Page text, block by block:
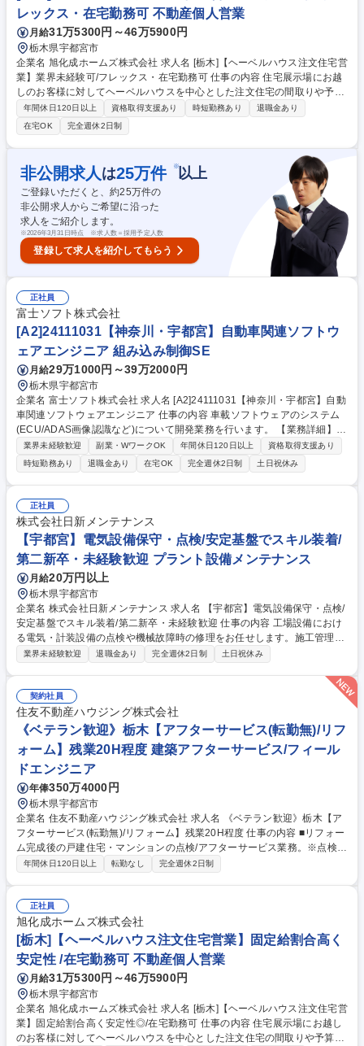
レックス・在宅勤務可 不動産個人営業
月給31万5300円～46万5900円
栃木県宇都宮市
企業名 旭化成ホームズ株式会社 求人名 [栃木]【ヘーベルハウス注文住宅営
業】業界未経験可/フレックス・在宅勤務可 仕事の内容 住宅展示場にお越
しのお客様に対してヘーベルハウスを中心とした注文住宅の間取りや予算
のヒアリングから、設計担当と協働し、設計プランや資金計画のご提案・
引き渡し等お客様に寄り添い一貫してご担当頂きます。 【OJT制度】イン
ストラクター制度により、一定期間は先輩社員が丁寧にフォローさせてい
ただきますので、未経験でも安心してご就業が可能です。【安心のチーム
制】アポイントが重複した際には、チーム員が代わりにお客様との打ち合
わせに出たり、日頃から物件の情報共有をして「協力体制」を構築。営業
個人の成績も求められますが、それ以上に営業チームとしての目標達成に
向けてチーム一丸となって受注活動を実施しています。 募集職種 [栃木]
【ヘーベルハウス注文住宅営業】業界未経験可/フレックス・在宅勤務可
年間休日120日以上 資格取得支援あり 時短勤務あり
退職金あり
在宅OK
完全週休2日制
非公開求人 は25万件 ※以上
ご登録いただくと、約25万件の
非公開求人からご希望に沿った
求人をご紹介します。
※2026年3月31日時点 ※求人数＝採用予定人数
登録して求人を紹介してもらう
正社員
富士ソフト株式会社
[A2]24111031【神奈川・宇都宮】自動車関連ソフトウ
ェアエンジニア 組み込み制御SE
月給29万1000円～39万2000円
栃木県宇都宮市
企業名 富士ソフト株式会社 求人名 [A2]24111031【神奈川・宇都宮】自動
車関連ソフトウェアエンジニア 仕事の内容 車載ソフトウェアのシステム
(ECU/ADAS画像認識など)について開発業務を行います。 【業務詳細】 ■
自動運転、及び支援システム開発(画像認識、モデルベース開発、xILS、E
CU開発) ■AIを用いた研究開発、及び車載周辺システム開発(AGV、ロボテ
ィクス)などの分野においてシステム設計や受け入れ評価の作業 【担当フ
ェーズ】■基本設計～総合試験 募集職種 [A2]24111031【神奈川・宇都
宮】自動車関連ソフトウェアエンジニア
業界未経験歓迎 副業・WワークOK 年間休日120日以上
資格取得支援あり
時短勤務あり
退職金あり 在宅OK 完全週休2日制 土日祝休み
正社員
株式会社日新メンテナンス
【宇都宮】電気設備保守・点検/安定基盤でスキル装着/
第二新卒・未経験歓迎 プラント設備メンテナンス
月給20万円以上
栃木県宇都宮市
企業名 株式会社日新メンテナンス 求人名 【宇都宮】電気設備保守・点検/
安定基盤でスキル装着/第二新卒・未経験歓迎 仕事の内容 工場設備におけ
る電気・計装設備の点検や機械故障時の修理をお任せします。施工管理業
務ですので、納期管理や折衝業務がメインです。実際の作業は外注先が行
引実績多数で無借金経営を続けています。 自己資本比率は79％！ ◆しっ
かりとした資格補助制度を整え、技術を身に付けながら給与UPが可能で
す。住宅補助や家族手当もございます（条件有）。 ◆一気通貫できる企業
は希少で、東京商工リサーチが選ぶ“日本上位8％の優良企業”に選出されま
した！ ※東洋紡(株) 宇都宮工場以外の案件もいくつかございます。 募集
職種 【宇都宮】電気設備保守・点検/安定基盤でスキル装着/第二新卒・未
経験歓迎
業界未経験歓迎 退職金あり 完全週休2日制 土日祝休み
契約社員
住友不動産ハウジング株式会社
《ベテラン歓迎》栃木【アフターサービス(転勤無)/リフ
ォーム】残業20H程度 建築アフターサービス/フィール
ドエンジニア
年俸350万4000円
栃木県宇都宮市
企業名 住友不動産ハウジング株式会社 求人名 《ベテラン歓迎》栃木【ア
フターサービス(転勤無)/リフォーム】残業20H程度 仕事の内容 ■リフォー
ム完成後の戸建住宅・マンションの点検/アフターサービス業務。※点検に
付随してリフォーム案件を受注するといった営業業務はなく、お客様満足
（3カ月、12カ月）やスポット対応（軽微な補修や業者手配）などのアフ
ターサービス業務をお任せします。アフターサービスと施工管理を兼務す
る会社が多い中、当社はアフターサービス専任でご担当いただきます。軽
微な修繕でないものに関しては工事業者への発注業務を行います。※建物
側の改変は伴いません。（変更の範囲：当社業務全般） 募集職種 《ベテ
ラン歓迎》栃木【アフターサービス(転勤無)/リフォーム】残業20H程度
年間休日120日以上 転勤なし 完全週休2日制
正社員
旭化成ホームズ株式会社
[栃木]【ヘーベルハウス注文住宅営業】固定給割合高く
安定性 /在宅勤務可 不動産個人営業
月給31万5300円～46万5900円
栃木県宇都宮市
企業名 旭化成ホームズ株式会社 求人名 [栃木]【ヘーベルハウス注文住宅営
業】固定給割合高く安定性◎/在宅勤務可 仕事の内容 住宅展示場にお越し
のお客様に対してヘーベルハウスを中心とした注文住宅の間取りや予算の